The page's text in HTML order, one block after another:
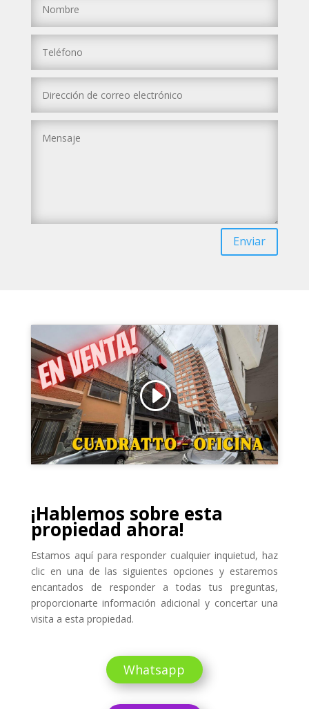
Enviar
Haz clic para aceptar cookies de
marketing y permitir este contenido
¡Hablemos sobre esta
propiedad ahora!
Estamos aquí para responder cualquier inquietud, haz
clic en una de las siguientes opciones y estaremos
encantados de responder a todas tus preguntas,
proporcionarte información adicional y concertar una
visita a esta propiedad.
Whatsapp